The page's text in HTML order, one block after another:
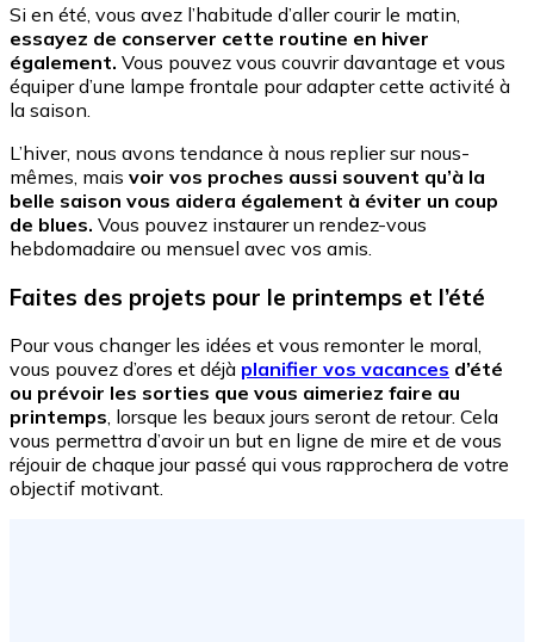
Si en été, vous avez l’habitude d’aller courir le matin,
essayez de conserver cette routine en hiver
également. Vous pouvez vous couvrir davantage et vous
équiper d’une lampe frontale pour adapter cette activité à
la saison.
L’hiver, nous avons tendance à nous replier sur nous-
mêmes, mais voir vos proches aussi souvent qu’à la
belle saison vous aidera également à éviter un coup
de blues. Vous pouvez instaurer un rendez-vous
hebdomadaire ou mensuel avec vos amis.
Faites des projets pour le printemps et l’été
Pour vous changer les idées et vous remonter le moral,
vous pouvez d’ores et déjà planifier vos vacances d’été
ou prévoir les sorties que vous aimeriez faire au
printemps, lorsque les beaux jours seront de retour. Cela
vous permettra d’avoir un but en ligne de mire et de vous
réjouir de chaque jour passé qui vous rapprochera de votre
objectif motivant.